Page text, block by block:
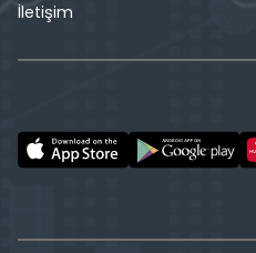
İletişim